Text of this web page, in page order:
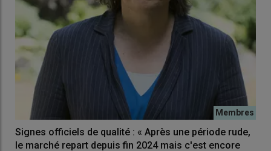
Signes officiels de qualité : « Après une période rude,
le marché repart depuis fin 2024 mais c'est encore